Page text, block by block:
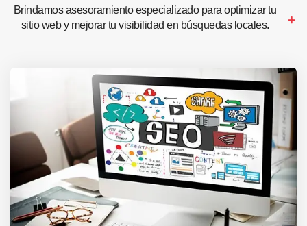
Brindamos asesoramiento especializado para optimizar tu
sitio web y mejorar tu visibilidad en búsquedas locales.